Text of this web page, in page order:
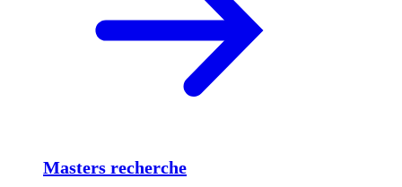
Masters recherche